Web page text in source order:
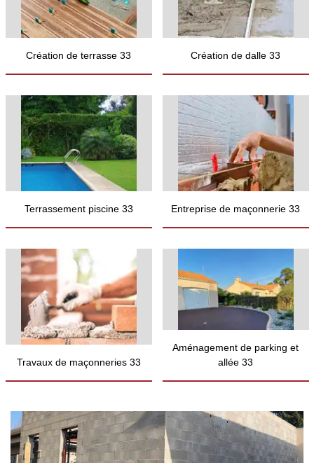
Création de terrasse 33 Création de dalle 33
Terrassement piscine 33 Entreprise de maçonnerie 33
Travaux de maçonneries 33
Aménagement de parking et
allée 33